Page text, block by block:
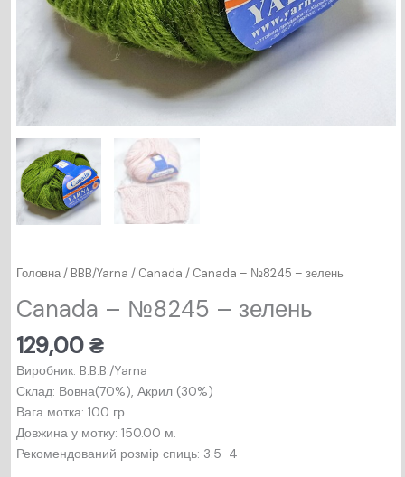
Головна/ BBB/Yarna / Canada / Canada – №8245 – зелень
Canada – №8245 – зелень
129,00₴
Виробник: B.B.B./Yarna
Склад: Вовна(70%), Акрил (30%)
Вага мотка: 100 гр.
Довжина у мотку: 150.00 м.
Рекомендований розмір спиць: 3.5-4